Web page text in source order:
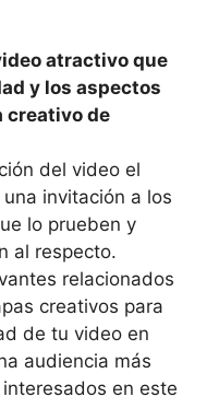
atractivo que
y los aspectos
creativo de
del video el
invitación a los
lo prueben y
al respecto.
relacionados
creativos para
de tu video en
audiencia más
en este